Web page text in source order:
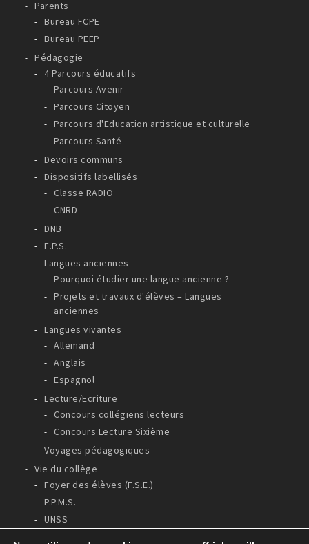
Parents
Bureau FCPE
Bureau PEEP
Pédagogie
4 Parcours éducatifs
Parcours Avenir
Parcours Citoyen
Parcours d'Education artistique et culturelle
Parcours Santé
Devoirs communs
Dispositifs labellisés
Classe RADIO
CNRD
DNB
E.P.S.
Langues anciennes
Pourquoi étudier une langue ancienne ?
Projets et travaux d'élèves – Langues
anciennes
Langues vivantes
Allemand
Anglais
Espagnol
Lecture/Ecriture
Concours collégiens lecteurs
Concours Lecture Sixième
Voyages pédagogiques
Vie du collège
Foyer des élèves (F.S.E.)
P.P.M.S.
UNSS